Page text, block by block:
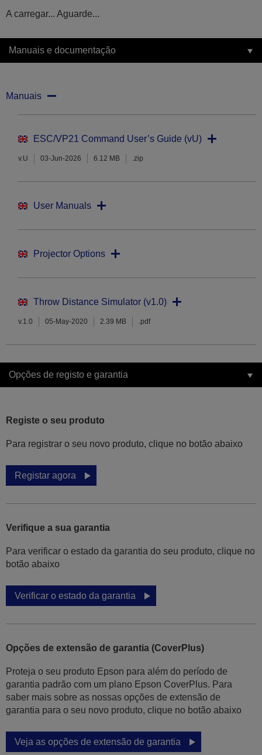
A carregar... Aguarde...
Manuais e documentação
Manuais
ESC/VP21 Command User’s Guide (vU)
v.U 03-Jun-2026 6.12 MB .zip
User Manuals
Projector Options
Throw Distance Simulator (v1.0)
v.1.0 05-May-2020 2.39 MB .pdf
Opções de registo e garantia
Registe o seu produto
Para registrar o seu novo produto, clique no botão abaixo
Registar agora
Verifique a sua garantia
Para verificar o estado da garantia do seu produto, clique no
botão abaixo
Verificar o estado da garantia
Opções de extensão de garantia (CoverPlus)
Proteja o seu produto Epson para além do período de
garantia padrão com um plano Epson CoverPlus. Para
saber mais sobre as nossas opções de extensão de
garantia para o seu novo produto, clique no botão abaixo
Veja as opções de extensão de garantia